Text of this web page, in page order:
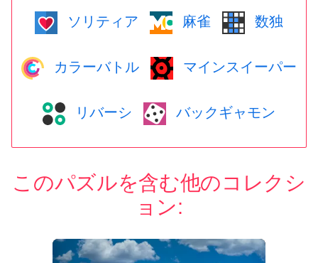
ソリティア 麻雀 数独
カラーバトル マインスイーパー
リバーシ バックギャモン
このパズルを含む他のコレクシ
ョン: